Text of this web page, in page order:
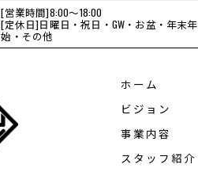
[営業時間]8:00～18:00
[定休日]日曜日・祝日・GW・お盆・年末年
始・その他
ホーム
ビジョン
事業内容
スタッフ紹介